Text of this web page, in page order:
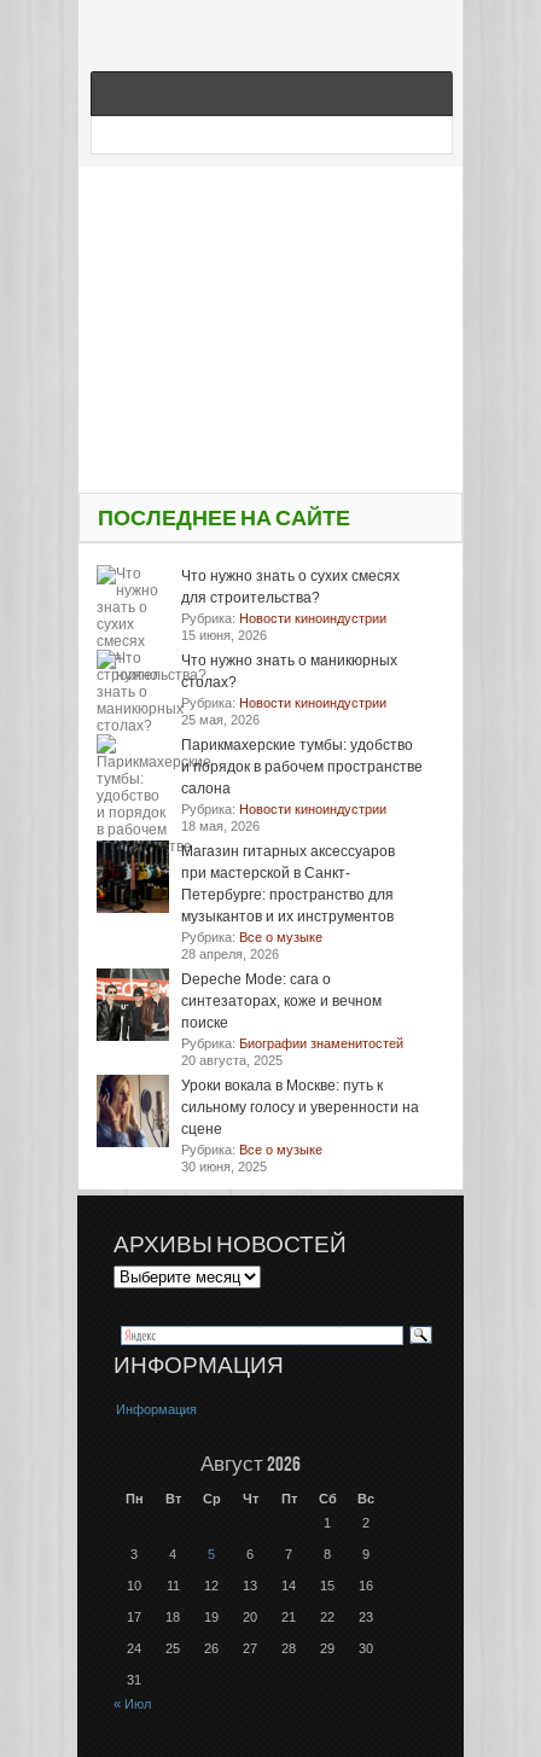
ПОСЛЕДНЕЕ НА САЙТЕ
Что нужно знать о сухих смесях
для строительства?
Рубрика: Новости киноиндустрии
15 июня, 2026
Что нужно знать о маникюрных
столах?
Рубрика: Новости киноиндустрии
25 мая, 2026
Парикмахерские тумбы: удобство
и порядок в рабочем пространстве
салона
Рубрика: Новости киноиндустрии
18 мая, 2026
Магазин гитарных аксессуаров
при мастерской в Санкт-
Петербурге: пространство для
музыкантов и их инструментов
Рубрика: Все о музыке
28 апреля, 2026
Depeche Mode: сага о
синтезаторах, коже и вечном
поиске
Рубрика: Биографии знаменитостей
20 августа, 2025
Уроки вокала в Москве: путь к
сильному голосу и уверенности на
сцене
Рубрика: Все о музыке
30 июня, 2025
АРХИВЫ НОВОСТЕЙ
ИНФОРМАЦИЯ
Информация
Август 2026
Пн Вт Ср Чт Пт Сб
Вс
1
2
3 4 5 6 7 8 9
10 11 12 13 14 15 16
17 18 19 20 21 22 23
24 25 26 27 28 29 30
31
« Июл